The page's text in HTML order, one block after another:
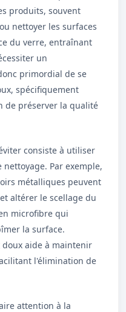
produits, souvent
nettoyer les surfaces
du verre, entraînant
un
primordial de se
spécifiquement
de préserver la qualité
consiste à utiliser
Par exemple,
métalliques peuvent
altérer le scellage du
microfibre qui
la surface.
doux aide à maintenir
l'élimination de
attention à la